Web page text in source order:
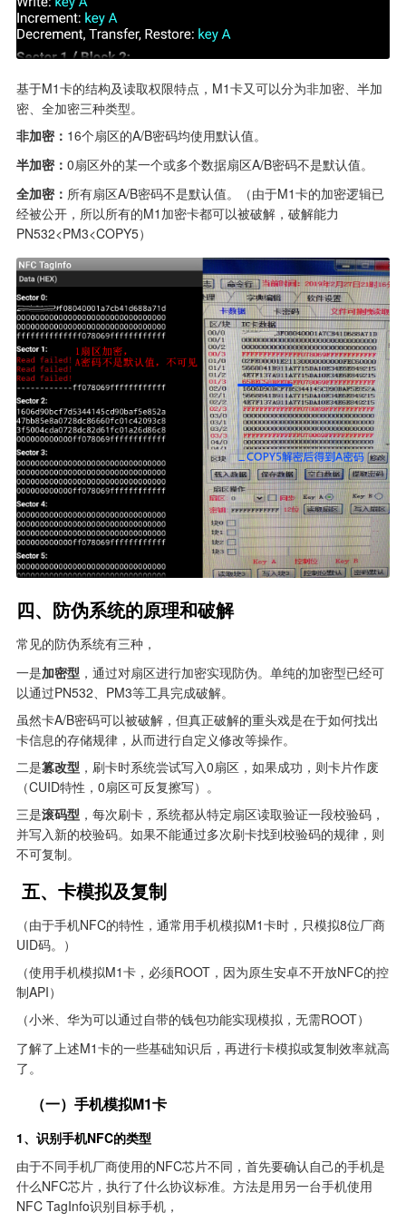
基于M1卡的结构及读取权限特点，M1卡又可以分为非加密、半加
密、全加密三种类型。
非加密： 16个扇区的A/B密码均使用默认值。
半加密： 0扇区外的某一个或多个数据扇区A/B密码不是默认值。
全加密： 所有扇区A/B密码不是默认值。（由于M1卡的加密逻辑已
经被公开，所以所有的M1加密卡都可以被破解，破解能力
PN532<PM3<COPY5）
四、防伪系统的原理和破解
常见的防伪系统有三种，
一是加密型 ，通过对扇区进行加密实现防伪。单纯的加密型已经可
以通过PN532、PM3等工具完成破解。
虽然卡A/B密码可以被破解，但真正破解的重头戏是在于如何找出
卡信息的存储规律，从而进行自定义修改等操作。
二是篡改型 ，刷卡时系统尝试写入0扇区，如果成功，则卡片作废
（CUID特性，0扇区可反复擦写）。
三是滚码型 ，每次刷卡，系统都从特定扇区读取验证一段校验码，
并写入新的校验码。如果不能通过多次刷卡找到校验码的规律，则
不可复制。
五、卡模拟及复制
（由于手机NFC的特性，通常用手机模拟M1卡时，只模拟8位厂商
UID码。）
（使用手机模拟M1卡，必须ROOT，因为原生安卓不开放NFC的控
制API）
（小米、华为可以通过自带的钱包功能实现模拟，无需ROOT）
了解了上述M1卡的一些基础知识后，再进行卡模拟或复制效率就高
了。
    （一）手机模拟M1卡
1、识别手机NFC的类型
由于不同手机厂商使用的NFC芯片不同，首先要确认自己的手机是
什么NFC芯片，执行了什么协议标准。方法是用另一台手机使用
NFC TagInfo识别目标手机，